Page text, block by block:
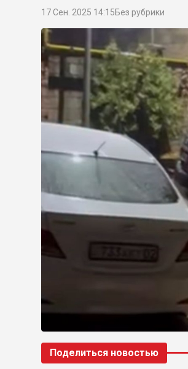
17 Сен. 2025 14:15Без рубрики
Поделиться новостью